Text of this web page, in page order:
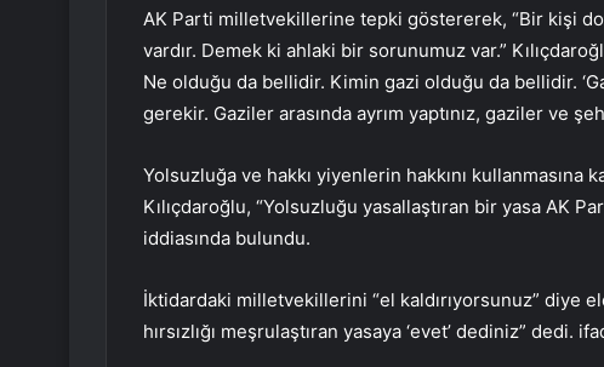
AK Parti milletvekillerine tepki göstererek, “Bir kişi
vardır. Demek ki ahlaki bir sorunumuz var.”
Ne olduğu da bellidir. Kimin gazi olduğu da bellidir.
gerekir. Gaziler arasında ayrım yaptınız, gaziler ve
Yolsuzluğa ve hakkı yiyenlerin hakkını kullanmasına
Kılıçdaroğlu, “Yolsuzluğu yasallaştıran bir yasa AK
iddiasında bulundu.
İktidardaki milletvekillerini “el kaldırıyorsunuz” diye
hırsızlığı meşrulaştıran yasaya ‘evet’ dediniz” dedi.